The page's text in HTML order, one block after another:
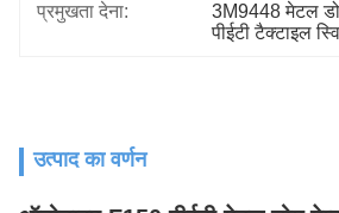
प्रमुखता देना: 3M9448 मेटल
पीईटी टैक्टाइल
उत्पाद का वर्णन